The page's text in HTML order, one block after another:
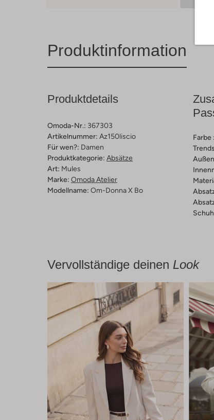
Produktinformation
Produktdetails
Omoda-Nr.: 367303
Artikelnummer: Az150liscio
Für wen?: Damen
Produktkategorie: Absätze
Art: Mules
Marke: Omoda Atelier
Modellname: Om-Donna X Bo
Farbe :
Vervollständige deinen Look